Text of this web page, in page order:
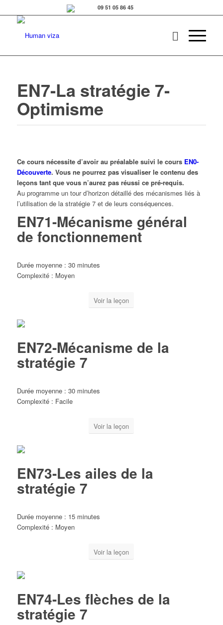
EN7-La stratégie 7-
Optimisme
Ce cours nécessite d’avoir au préalable suivi le cours EN0-
Découverte. Vous ne pourrez pas visualiser le contenu des
leçons tant que vous n’aurez pas réussi ce pré-requis.
Au programme un tour d’horizon détaillé des mécanismes liés à
l’utilisation de la stratégie 7 et de leurs conséquences.
EN71-Mécanisme général
de fonctionnement
Durée moyenne : 30 minutes
Complexité : Moyen
Voir la leçon
EN72-Mécanisme de la
stratégie 7
Durée moyenne : 30 minutes
Complexité : Facile
Voir la leçon
EN73-Les ailes de la
stratégie 7
Durée moyenne : 15 minutes
Complexité : Moyen
Voir la leçon
EN74-Les flèches de la
stratégie 7